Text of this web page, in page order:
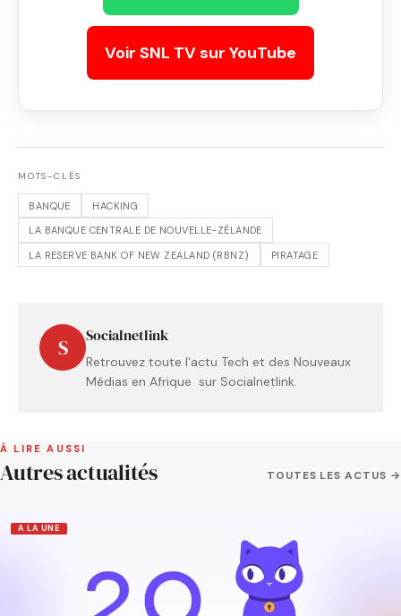
Voir SNL TV sur YouTube
MOTS-CLÉS
BANQUE
HACKING
LA BANQUE CENTRALE DE NOUVELLE-ZÉLANDE
LA RESERVE BANK OF NEW ZEALAND (RBNZ)
PIRATAGE
S Socialnetlink
Retrouvez toute l'actu Tech et des Nouveaux
Médias en Afrique sur Socialnetlink.
À LIRE AUSSI
Autres actualités TOUTES LES ACTUS →
A LA UNE